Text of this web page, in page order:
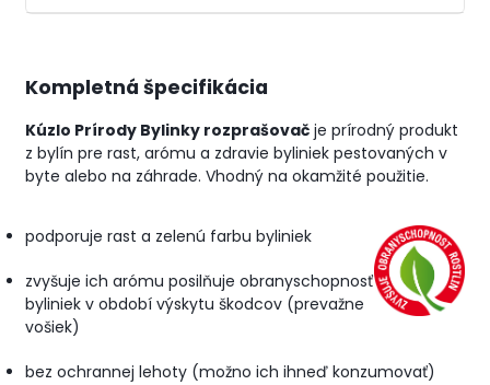
Kompletná špecifikácia
Kúzlo Prírody Bylinky rozprašovač je prírodný produkt
z bylín pre rast, arómu a zdravie byliniek pestovaných v
byte alebo na záhrade. Vhodný na okamžité použitie.
podporuje rast a zelenú farbu byliniek
zvyšuje ich arómu posilňuje obranyschopnosť
byliniek v období výskytu škodcov (prevažne
vošiek)
bez ochrannej lehoty (možno ich ihneď konzumovať)